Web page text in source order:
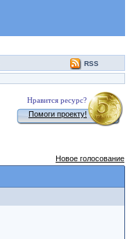
RSS
Нравится ресурс?
Помоги проекту!
Новое голосование